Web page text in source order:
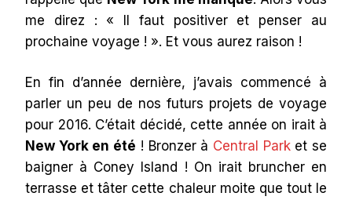
me direz : « Il faut positiver et penser au
prochaine voyage ! ». Et vous aurez raison !
En fin d’année dernière, j’avais commencé à
parler un peu de nos futurs projets de voyage
pour 2016. C’était décidé, cette année on irait à
New York en été ! Bronzer à Central Parket se
baigner à Coney Island ! On irait bruncher en
terrasse et tâter cette chaleur moite que tout le